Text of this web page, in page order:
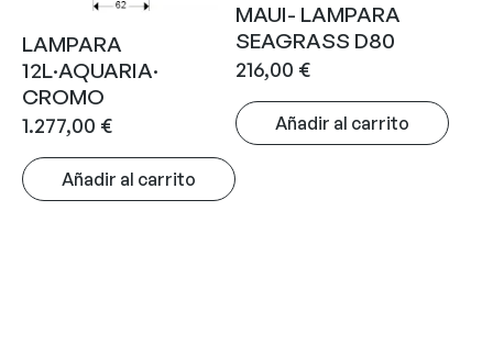
LAMPARA
12L·AQUARIA·
CROMO
1.277,00 €
Añadir al carrito
MAUI- LAMPARA
SEAGRASS D80
216,00 €
Añadir al carrito